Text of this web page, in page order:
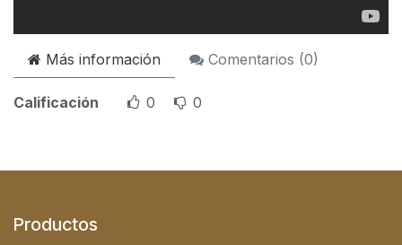
Más información Comentarios (0)
Calificación 0 0
Productos